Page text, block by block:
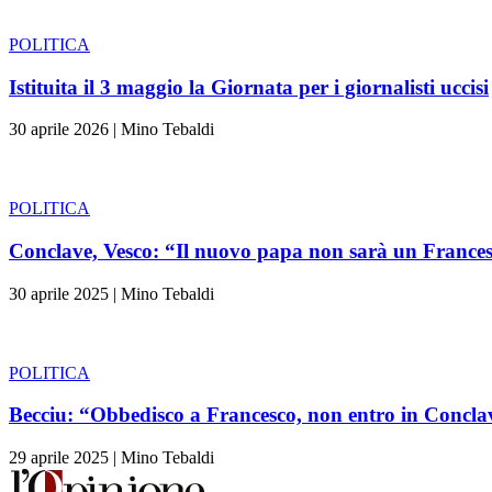
POLITICA
Istituita il 3 maggio la Giornata per i giornalisti uccisi
30 aprile 2026 | Mino Tebaldi
POLITICA
Conclave, Vesco: “Il nuovo papa non sarà un
30 aprile 2025 | Mino Tebaldi
POLITICA
Becciu: “Obbedisco a Francesco, non entro in
29 aprile 2025 | Mino Tebaldi